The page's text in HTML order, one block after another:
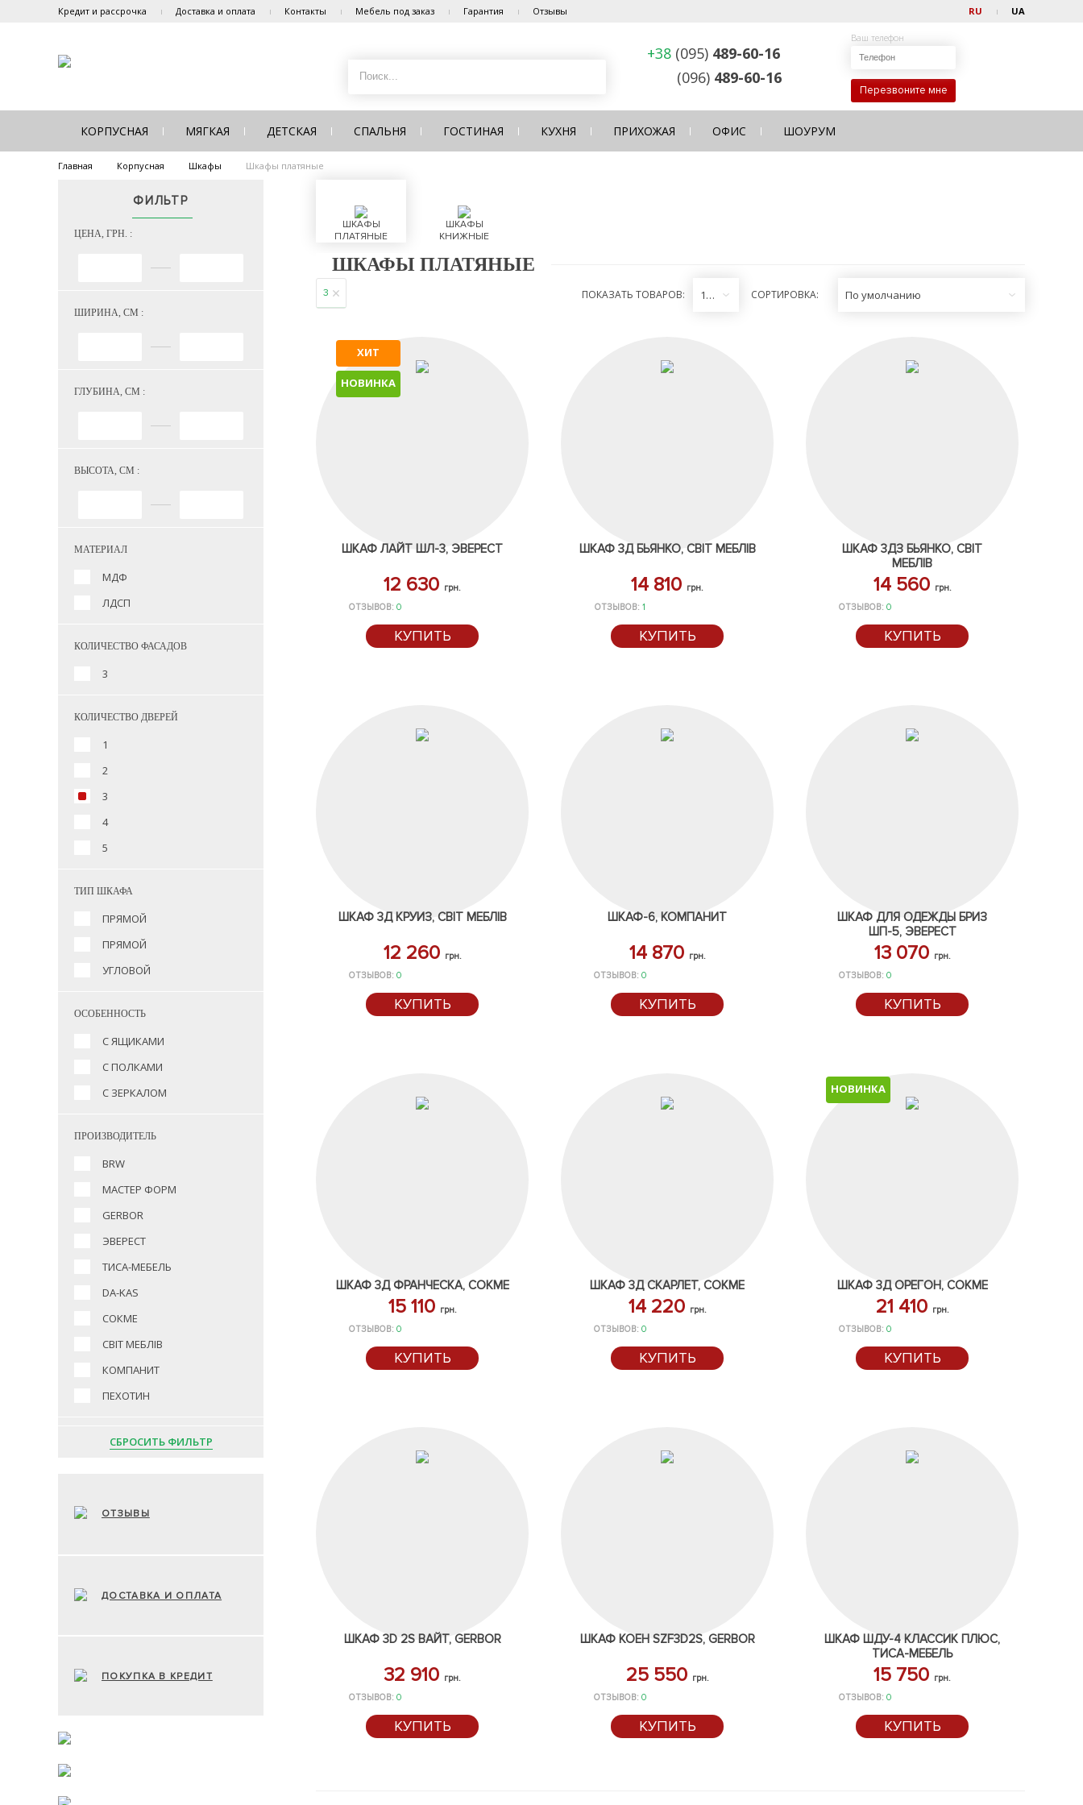
Кредит и рассрочка Доставка и оплата Контакты Мебель под заказ Гарантия Отзывы RU UA
+38 (095) 489-60-16
(096) 489-60-16
Ваш телефон
Перезвоните мне
КОРПУСНАЯ МЯГКАЯ ДЕТСКАЯ СПАЛЬНЯ ГОСТИНАЯ КУХНЯ ПРИХОЖАЯ ОФИС ШОУРУМ
Главная Корпусная Шкафы Шкафы платяные
ФИЛЬТР
ЦЕНА, ГРН. :
ШИРИНА, СМ :
ГЛУБИНА, СМ :
ВЫСОТА, СМ :
МАТЕРИАЛ
МДФ
ЛДСП
КОЛИЧЕСТВО ФАСАДОВ
3
КОЛИЧЕСТВО ДВЕРЕЙ
1
2
3
4
5
ТИП ШКАФА
ПРЯМОЙ
ПРЯМОЙ
УГЛОВОЙ
ОСОБЕННОСТЬ
С ЯЩИКАМИ
С ПОЛКАМИ
С ЗЕРКАЛОМ
ПРОИЗВОДИТЕЛЬ
BRW
МАСТЕР ФОРМ
GERBOR
ЭВЕРЕСТ
ТИСА-МЕБЕЛЬ
DA-KAS
СОКМЕ
СВІТ МЕБЛІВ
КОМПАНИТ
ПЕХОТИН
СБРОСИТЬ ФИЛЬТР
ОТЗЫВЫ
ДОСТАВКА И ОПЛАТА
ПОКУПКА В КРЕДИТ
ШКАФЫ
ПЛАТЯНЫЕ
ШКАФЫ
КНИЖНЫЕ
ШКАФЫ ПЛАТЯНЫЕ
3 ПОКАЗАТЬ ТОВАРОВ: 12 СОРТИРОВКА: По умолчанию
ХИТ
НОВИНКА
ШКАФ ЛАЙТ ШЛ-3, ЭВЕРЕСТ
12 630 грн.
ОТЗЫВОВ: 0
КУПИТЬ
ШКАФ 3Д БЬЯНКО, СВІТ МЕБЛІВ
14 810 грн.
ОТЗЫВОВ: 1
КУПИТЬ
ШКАФ 3ДЗ БЬЯНКО, СВІТ
МЕБЛІВ
14 560 грн.
ОТЗЫВОВ: 0
КУПИТЬ
ШКАФ 3Д КРУИЗ, СВІТ МЕБЛІВ
12 260 грн.
ОТЗЫВОВ: 0
КУПИТЬ
ШКАФ-6, КОМПАНИТ
14 870 грн.
ОТЗЫВОВ: 0
КУПИТЬ
ШКАФ ДЛЯ ОДЕЖДЫ БРИЗ
ШП-5, ЭВЕРЕСТ
13 070 грн.
ОТЗЫВОВ: 0
КУПИТЬ
ШКАФ 3Д ФРАНЧЕСКА, СОКМЕ
15 110 грн.
ОТЗЫВОВ: 0
КУПИТЬ
ШКАФ 3Д СКАРЛЕТ, СОКМЕ
14 220 грн.
ОТЗЫВОВ: 0
КУПИТЬ
НОВИНКА
ШКАФ 3Д ОРЕГОН, СОКМЕ
21 410 грн.
ОТЗЫВОВ: 0
КУПИТЬ
ШКАФ 3D 2S ВАЙТ, GERBOR
32 910 грн.
ОТЗЫВОВ: 0
КУПИТЬ
ШКАФ КОЕН SZF3D2S, GERBOR
25 550 грн.
ОТЗЫВОВ: 0
КУПИТЬ
ШКАФ ШДУ-4 КЛАССИК ПЛЮС,
ТИСА-МЕБЕЛЬ
15 750 грн.
ОТЗЫВОВ: 0
КУПИТЬ